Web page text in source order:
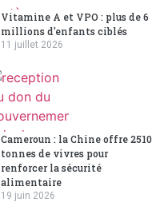
Vitamine A et VPO : plus de 6
millions d'enfants ciblés
11 juillet 2026
Cameroun : la Chine offre 2510
tonnes de vivres pour
renforcer la sécurité
alimentaire
19 juin 2026